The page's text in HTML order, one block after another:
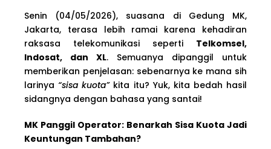
Senin (04/05/2026), suasana di Gedung MK,
Jakarta, terasa lebih ramai karena kehadiran
raksasa telekomunikasi seperti Telkomsel,
Indosat, dan XL. Semuanya dipanggil untuk
memberikan penjelasan: sebenarnya ke mana sih
larinya“sisa kuota”kita itu? Yuk, kita bedah hasil
sidangnya dengan bahasa yang santai!
MK Panggil Operator: Benarkah Sisa Kuota Jadi
Keuntungan Tambahan?